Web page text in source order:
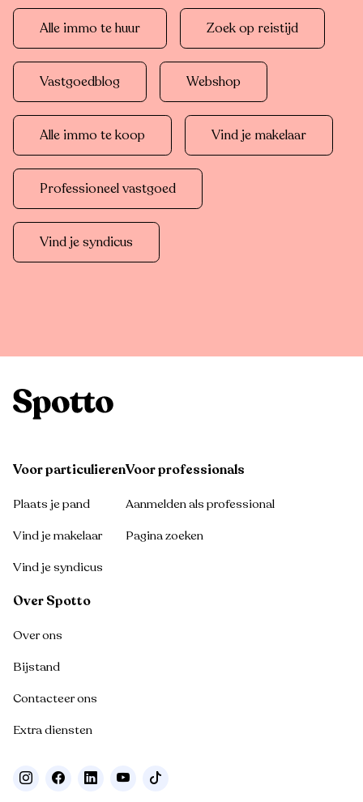
Alle immo te huur Zoek op reistijd
Vastgoedblog Webshop
Alle immo te koop Vind je makelaar
Professioneel vastgoed
Vind je syndicus
Voor particulieren
Plaats je pand
Vind je makelaar
Vind je syndicus
Voor professionals
Aanmelden als professional
Pagina zoeken
Over Spotto
Over ons
Bijstand
Contacteer ons
Extra diensten